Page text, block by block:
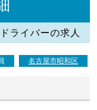
ライバーの求人
名古屋市昭和区